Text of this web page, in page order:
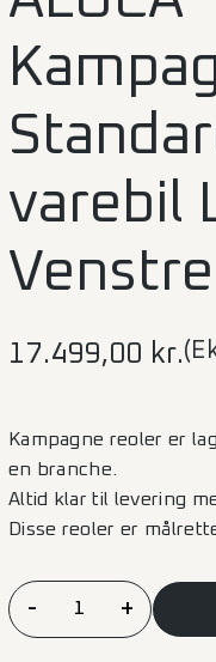
varebil
17.499,00 kr.
Kampagne reoler er
en branche.
Altid klar til levering
Disse reoler er
ALUCA
Kampagnereol
- +